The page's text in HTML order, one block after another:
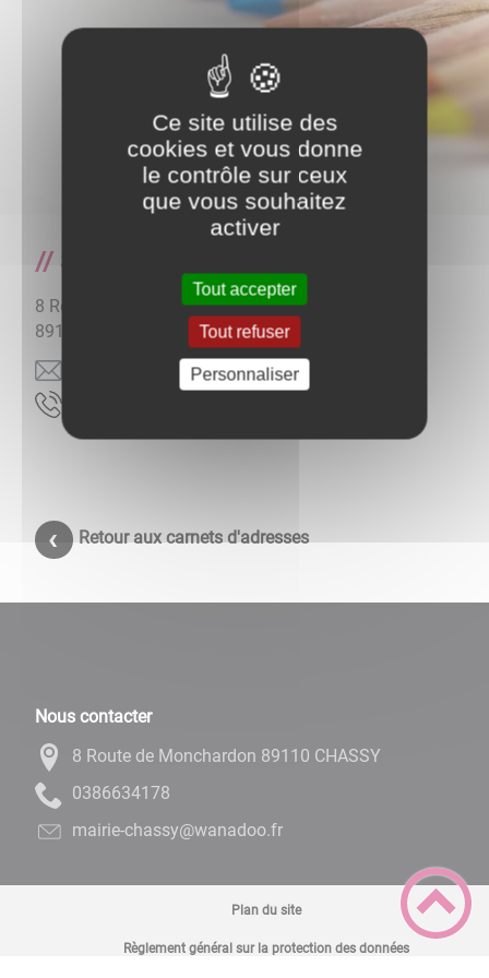
S.I.I.S.
8 Route de Monchardon
89110
rf.egnaro@98-vms-siis
Retour aux carnets d'adresses
Nous contacter
8 Route de Monchardon 89110 CHASSY
8714366830
rf.oodanaw@yssahc-eiriam
Plan du site
Règlement général sur la protection des données
Ce site utilise des
cookies et vous donne
le contrôle sur ceux
que vous souhaitez
activer
Tout accepter
Tout refuser
Personnaliser